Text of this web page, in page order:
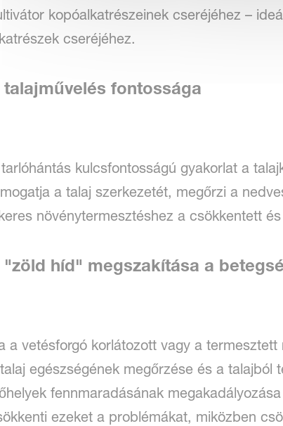
kopóalkatrészeinek cseréjéhez –
cseréjéhez.
talajművelés fontossága
kulcsfontosságú gyakorlat a
a talaj szerkezetét, megőrzi a
növénytermesztéshez a csökkentett
"zöld híd" megszakítása a
a vetésforgó korlátozott vagy a
egészségének megőrzése és a
fennmaradásának
ezeket a problémákat, miközben